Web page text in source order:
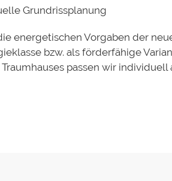
Grundrissplanung
energetischen Vorgaben der
bzw. als förderfähige
passen wir